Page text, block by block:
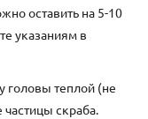
оставить на 5-10
указаниям в
головы теплой (не
частицы скраба.